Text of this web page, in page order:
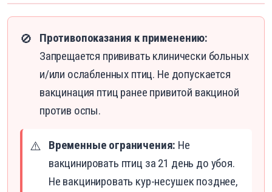
🚫
Противопоказания к применению:
Запрещается прививать клинически больных
и/или ослабленных птиц. Не допускается
вакцинация птиц ранее привитой вакциной
против оспы.
⚠️ Временные ограничения: Не
вакцинировать птиц за 21 день до убоя.
Не вакцинировать кур-несушек позднее,